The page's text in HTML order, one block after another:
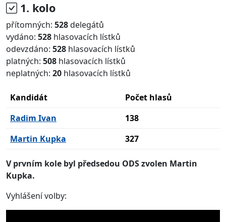
1. kolo
přítomných: 528delegátů
vydáno: 528 hlasovacích lístků
odevzdáno: 528 hlasovacích lístků
platných: 508 hlasovacích lístků
neplatných: 20 hlasovacích lístků
Kandidát
Počet hlasů
Radim Ivan
138
Martin Kupka
327
V prvním kole byl předsedou ODS zvolen Martin
Kupka.
Vyhlášení volby: